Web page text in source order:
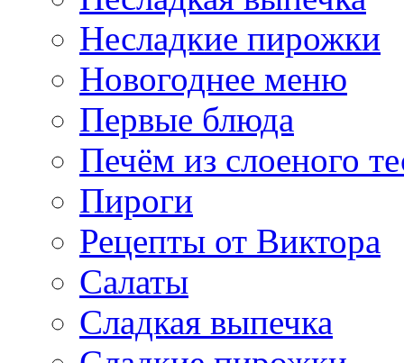
Несладкие пирожки
Новогоднее меню
Первые блюда
Печём из слоеного
Пироги
Рецепты от Виктора
Салаты
Сладкая выпечка